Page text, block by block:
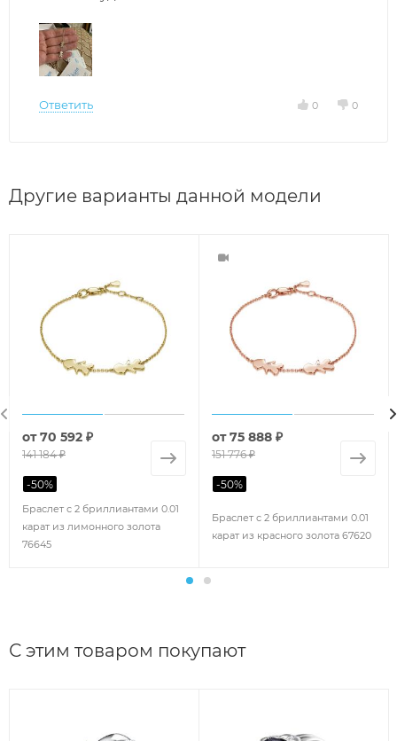
Ответить 0 0
Другие варианты данной модели
Браслет с 2 бриллиантами 0.01
карат из лимонного золота
76645
от70 592 ₽
141 184 ₽
-50%
Браслет с 2 бриллиантами 0.01
карат из красного золота 67620
от75 888 ₽
151 776 ₽
-50%
С этим товаром покупают